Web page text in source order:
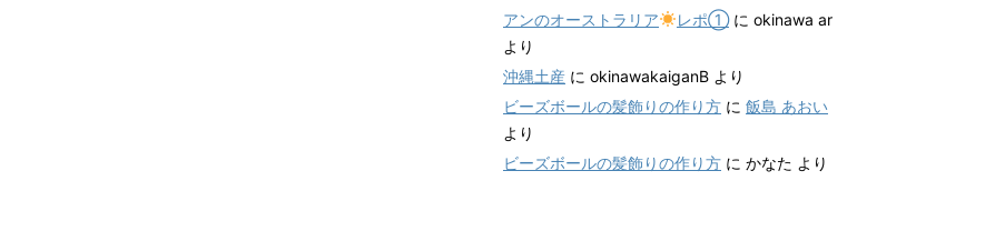
アンのオーストラリア
レポ①に okinawa ar
より
沖縄土産 に okinawakaiganB より
ビーズボールの髪飾りの作り方 に 飯島 あおい
より
ビーズボールの髪飾りの作り方 に かなた より